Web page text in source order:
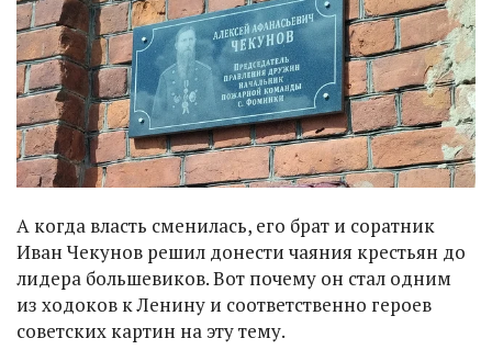
А когда власть сменилась, его брат и соратник
Иван Чекунов решил донести чаяния крестьян до
лидера большевиков. Вот почему он стал одним
из ходоков к Ленину и соответственно героев
советских картин на эту тему.